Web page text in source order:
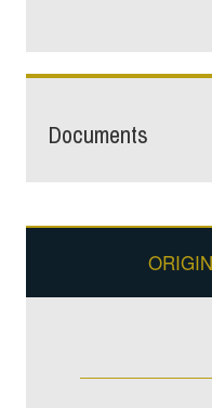
Documents